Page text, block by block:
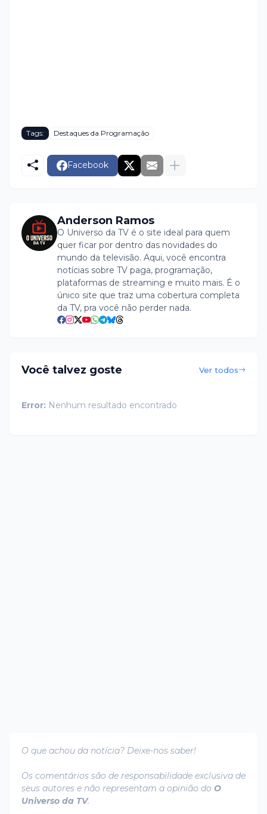
Tags: Destaques da Programação
Facebook
Anderson Ramos
O Universo da TV é o site ideal para quem
quer ficar por dentro das novidades do
mundo da televisão. Aqui, você encontra
notícias sobre TV paga, programação,
plataformas de streaming e muito mais. É o
único site que traz uma cobertura completa
da TV, pra você não perder nada.
Você talvez goste Ver todos
Error: Nenhum resultado encontrado
O que achou da notícia? Deixe-nos saber!
Os comentários são de responsabilidade exclusiva de
seus autores e não representam a opinião do O
Universo da TV.